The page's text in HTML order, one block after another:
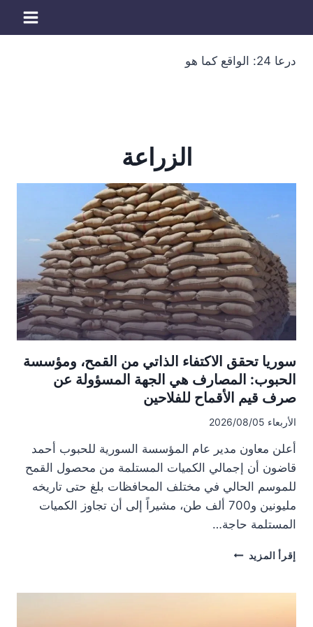
درعا 24: الواقع كما هو
الزراعة
سوريا تحقق الاكتفاء الذاتي من القمح، ومؤسسة
الحبوب: المصارف هي الجهة المسؤولة عن
صرف قيم الأقماح للفلاحين
الأربعاء 2026/08/05
أعلن معاون مدير عام المؤسسة السورية للحبوب أحمد
قاضون أن إجمالي الكميات المستلمة من محصول القمح
للموسم الحالي في مختلف المحافظات بلغ حتى تاريخه
مليونين و700 ألف طن، مشيراً إلى أن تجاوز الكميات
المستلمة حاجة…
إقرأ المزيد سوريا
الذاتي